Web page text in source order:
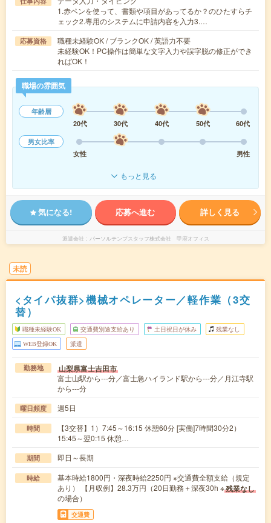
1.赤ペンを使って、書類や項目があってるか？のひたすらチ
ェック2.専用のシステムに申請内容を入力3.…
応募資格
職種未経験OK / ブランクOK / 英語力不要
未経験OK！PC操作は簡単な文字入力や誤字脱の修正ができ
ればOK！
職場の雰囲気
年齢層
20代
30代 40代 50代
60代
男女比率
女性
男性
もっと見る
気になる! 応募へ進む 詳しく見る
派遣会社 パーソルテンプスタッフ株式会社 甲府オフィス
未読
<タイパ抜群>機械オペレーター／軽作業（3交
替）
職種未経験OK 交通費別途支給あり 土日祝日が休み 残業なし
WEB登録OK 派遣
勤務地 山梨県富士吉田市
富士山駅から---分／富士急ハイランド駅から---分／月江寺駅
から---分
曜日頻度 週5日
時間
【3交替】1）7:45～16:15 休憩60分 [実働]7時間30分2）
15:45～翌0:15 休憩…
期間 即日～長期
時給
基本時給1800円・深夜時給2250円 ※交通費全額支給（規定
あり） 【月収例】28.3万円（20日勤務＋深夜30h ※残業なし
の場合）
交通費